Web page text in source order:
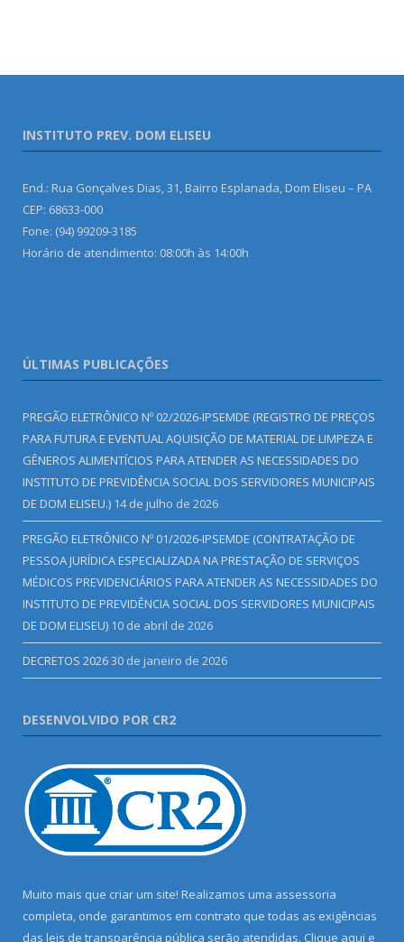
INSTITUTO PREV. DOM ELISEU
End.: Rua Gonçalves Dias, 31, Bairro Esplanada, Dom Eliseu – PA
CEP: 68633-000
Fone: (94) 99209-3185
Horário de atendimento: 08:00h às 14:00h
ÚLTIMAS PUBLICAÇÕES
PREGÃO ELETRÔNICO Nº 02/2026-IPSEMDE (REGISTRO DE PREÇOS
PARA FUTURA E EVENTUAL AQUISIÇÃO DE MATERIAL DE LIMPEZA E
GÊNEROS ALIMENTÍCIOS PARA ATENDER AS NECESSIDADES DO
INSTITUTO DE PREVIDÊNCIA SOCIAL DOS SERVIDORES MUNICIPAIS
DE DOM ELISEU.) 14 de julho de 2026
PREGÃO ELETRÔNICO Nº 01/2026-IPSEMDE (CONTRATAÇÃO DE
PESSOA JURÍDICA ESPECIALIZADA NA PRESTAÇÃO DE SERVIÇOS
MÉDICOS PREVIDENCIÁRIOS PARA ATENDER AS NECESSIDADES DO
INSTITUTO DE PREVIDÊNCIA SOCIAL DOS SERVIDORES MUNICIPAIS
DE DOM ELISEU) 10 de abril de 2026
DECRETOS 202630 de janeiro de 2026
DESENVOLVIDO POR CR2
Muito mais que criar um site! Realizamos uma assessoria
completa, onde garantimos em contrato que todas as exigências
das leis de transparência pública serão atendidas. Clique aqui e